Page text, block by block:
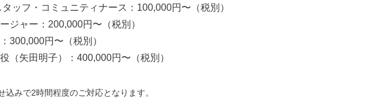
タッフ・コミュニティナース：100,000円〜（税別）
ジャー：200,000円〜（税別）
300,000円〜（税別）
役（矢田明子）：400,000円〜（税別）
込みで2時間程度のご対応となります。